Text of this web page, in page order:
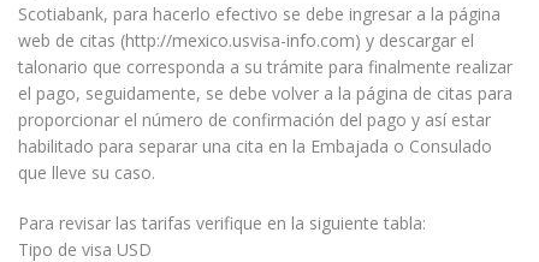
Scotiabank, para hacerlo efectivo se debe ingresar a la página
web de citas (http://mexico.usvisa-info.com) y descargar el
talonario que corresponda a su trámite para finalmente realizar
el pago, seguidamente, se debe volver a la página de citas para
proporcionar el número de confirmación del pago y así estar
habilitado para separar una cita en la Embajada o Consulado
que lleve su caso.
Para revisar las tarifas verifique en la siguiente tabla:
Tipo de visa USD